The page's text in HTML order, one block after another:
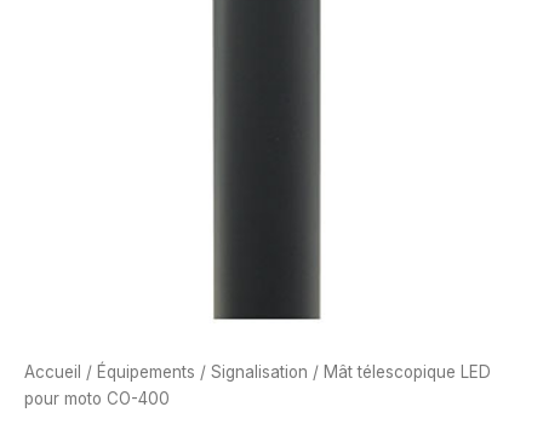
Accueil / Équipements / Signalisation / Mât télescopique LED
pour moto CO-400